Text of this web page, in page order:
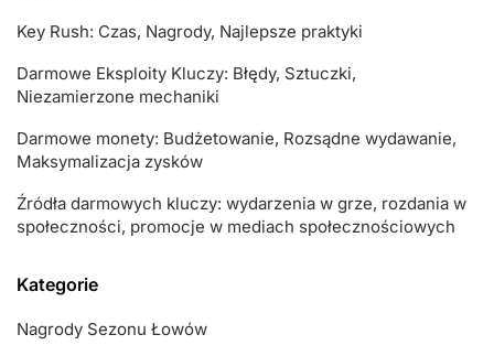
Key Rush: Czas, Nagrody, Najlepsze praktyki
Darmowe Eksploity Kluczy: Błędy, Sztuczki,
Niezamierzone mechaniki
Darmowe monety: Budżetowanie, Rozsądne wydawanie,
Maksymalizacja zysków
Źródła darmowych kluczy: wydarzenia w grze, rozdania w
społeczności, promocje w mediach społecznościowych
Kategorie
Nagrody Sezonu Łowów